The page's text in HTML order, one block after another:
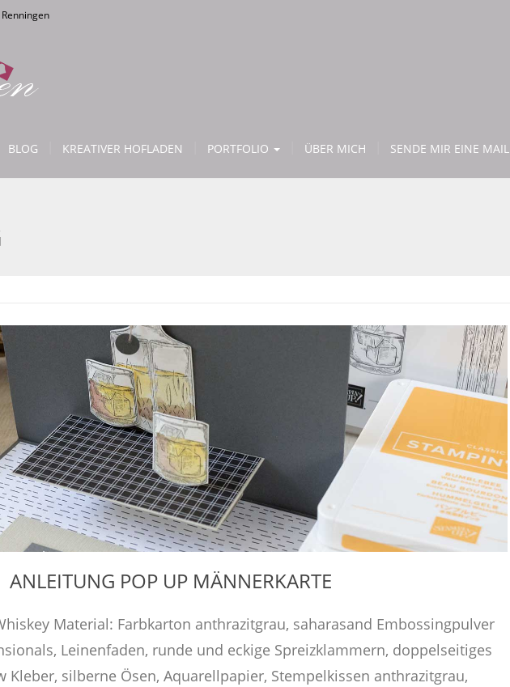
BLOG KREATIVER HOFLADEN PORTFOLIO ÜBER MICH SENDE MIR EINE MAIL
ANLEITUNG POP UP MÄNNERKARTE
Material: Farbkarton anthrazitgrau, saharasand Embossingpulver
Leinenfaden, runde und eckige Spreizklammern, doppelseitiges
Kleber, silberne Ösen, Aquarellpapier, Stempelkissen anthrazitgrau,